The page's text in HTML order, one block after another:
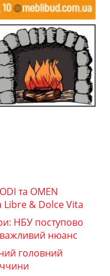
та OMEN
Libre & Dolce Vita
НБУ поступово
важливий нюанс
головний